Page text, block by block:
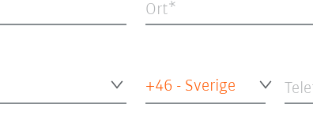
Ort
+46 - Sverige